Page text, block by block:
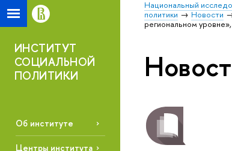
Национальный
политики
Новости
региональном
ИНСТИТУТ
СОЦИАЛЬНОЙ
ПОЛИТИКИ
Об институте
Центры института